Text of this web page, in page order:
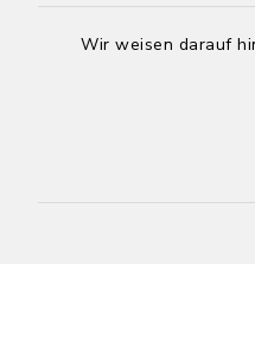
Wir weisen darauf